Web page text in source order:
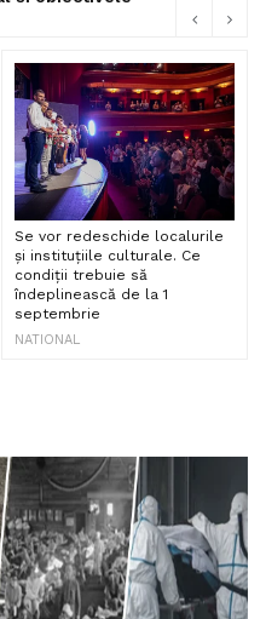
Se vor redeschide localurile
și instituțiile culturale. Ce
condiții trebuie să
îndeplinească de la 1
septembrie
NATIONAL